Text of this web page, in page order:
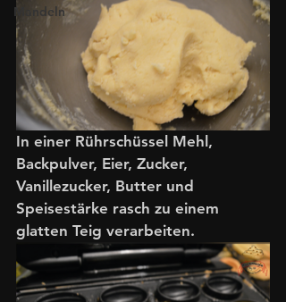
Mandeln
In einer Rührschüssel Mehl,
Backpulver, Eier, Zucker,
Vanillezucker, Butter und
Speisestärke rasch zu einem
glatten Teig verarbeiten.